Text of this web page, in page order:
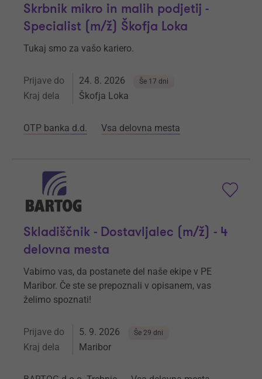
Skrbnik mikro in malih podjetij -
Specialist (m/ž) Škofja Loka
Tukaj smo za vašo kariero.
Prijave do 24. 8. 2026 Še 17 dni
Kraj dela Škofja Loka
OTP banka d.d. Vsa delovna mesta
Skladiščnik - Dostavljalec (m/ž) - 4
delovna mesta
Vabimo vas, da postanete del naše ekipe v PE
Maribor. Če ste se prepoznali v opisanem, vas
želimo spoznati!
Prijave do 5. 9. 2026 Še 29 dni
Kraj dela Maribor